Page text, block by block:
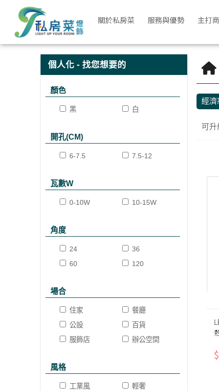
經濟款 | 私房菜精品燈飾
關於私房菜 服務與優勢 主打
個人化 - 找您想要的
顏色
黑 白
開孔(CM)
6-7.5 7.5-12
瓦數W
0-10W 10-15W
角度
24
36
60
120
場合
住家
餐廳
公設
百貨
服飾店
辦公空間
風格
工業風
輕奢
經濟
可升